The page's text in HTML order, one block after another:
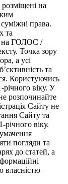
на
права.
та
на ГОЛОС /
Точка зору
а усі
та
Користуючись
віку. У
розпочинайте
Сайту не
Сайту та
річного віку.
погляди та
до статей, а
власністю